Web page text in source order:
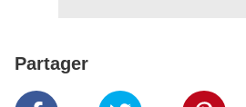
Partager